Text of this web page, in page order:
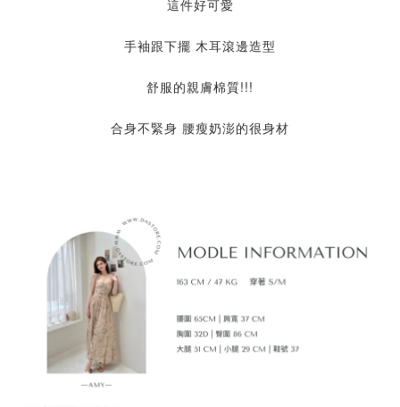
這件好可愛
手袖跟下擺 木耳滾邊造型
舒服的親膚棉質!!!
合身不緊身 腰瘦奶澎的很身材